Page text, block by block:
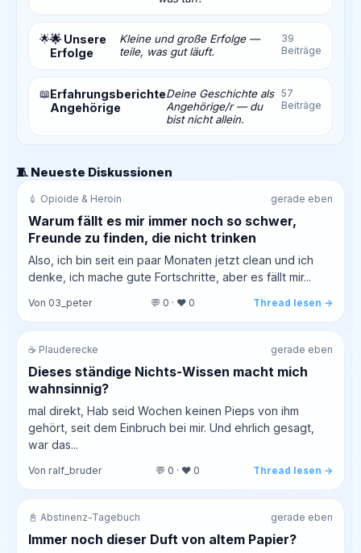
🌟🌟 Unsere
Erfolge
Kleine und große Erfolge —
teile, was gut läuft.
39
Beiträge
📖Erfahrungsberichte
Angehörige
Deine Geschichte als
Angehörige/r — du
bist nicht allein.
57
Beiträge
🧵 Neueste Diskussionen
💉 Opioide & Heroin gerade eben
Warum fällt es mir immer noch so schwer,
Freunde zu finden, die nicht trinken
Also, ich bin seit ein paar Monaten jetzt clean und ich
denke, ich mache gute Fortschritte, aber es fällt mir...
Von 03_peter 💬 0 · ❤️ 0 Thread lesen →
☕ Plauderecke gerade eben
Dieses ständige Nichts-Wissen macht mich
wahnsinnig?
mal direkt, Hab seid Wochen keinen Pieps von ihm
gehört, seit dem Einbruch bei mir. Und ehrlich gesagt,
war das...
Von ralf_bruder 💬 0 · ❤️ 0 Thread lesen →
📓 Abstinenz-Tagebuch gerade eben
Immer noch dieser Duft von altem Papier?